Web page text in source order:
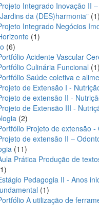
Integrado Inovação II
da (DES)harmonia” 11
Integrado Negócios
11
66
produtosAcidente Vascular
Culinária Funcional 11
Saúde coletiva e
de Extensão I -
de extensão II -
de Extensão III -
22
produtos
Projeto de extensão -
de extensão II –
1111
produtos
Prática Produção de
11
produtoPedagogia II - Anos
11
produto
A utilização de